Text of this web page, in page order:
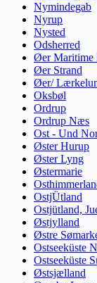
Nymindegab
Nyrup
Nysted
Odsherred
Øer Maritime
Øer Strand
Øer/
Oksbøl
Ordrup
Ordrup Næs
Ost - Und
Øster Hurup
Øster Lyng
Østermarie
OstjÜtland
Ostjütland,
Østjylland
Østre
Ostseeküste
Ostseeküste
Østsjælland